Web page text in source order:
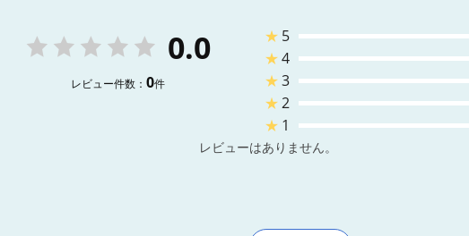
0.0
レビュー件数： 0件
★ 5
★4
★3
★2
★ 1
レビューはありません。